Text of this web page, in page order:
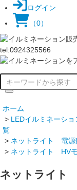
ログイン
（0）
ホーム
> LEDイルミネーシ
覧
> ネットライト 電源
> ネットライト HV
ネットライト